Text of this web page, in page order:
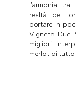
l’armonia
realtà del
portare in
Vigneto Due
migliori
merlot di tutto